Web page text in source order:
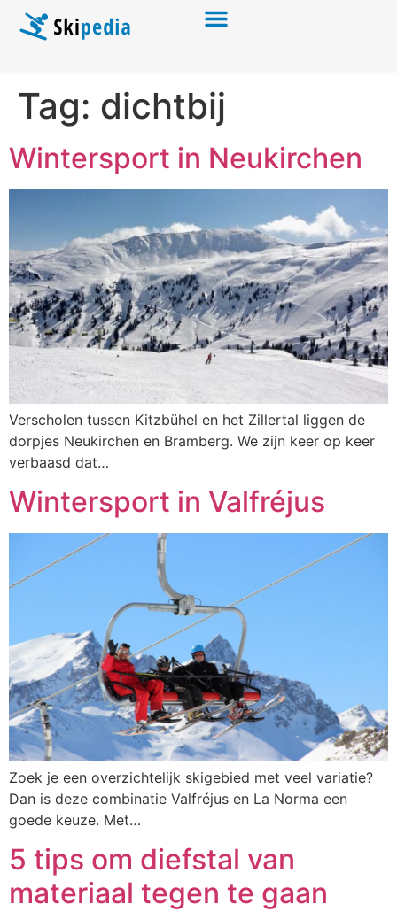
Tag: dichtbij
Wintersport in Neukirchen
Verscholen tussen Kitzbühel en het Zillertal liggen de
dorpjes Neukirchen en Bramberg. We zijn keer op keer
verbaasd dat…
Wintersport in Valfréjus
Zoek je een overzichtelijk skigebied met veel variatie?
Dan is deze combinatie Valfréjus en La Norma een
goede keuze. Met…
5 tips om diefstal van
materiaal tegen te gaan